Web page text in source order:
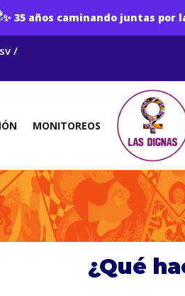
35 años caminando juntas por
/
MONITOREOS
¿Qué